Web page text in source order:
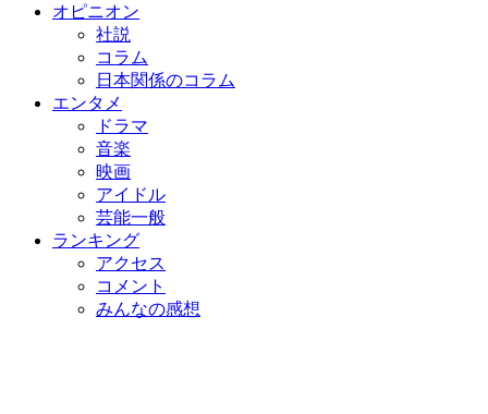
オピニオン
社説
コラム
日本関係のコラム
エンタメ
ドラマ
音楽
映画
アイドル
芸能一般
ランキング
アクセス
コメント
みんなの感想